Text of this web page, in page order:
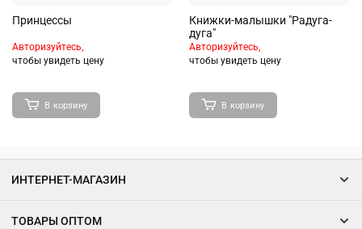
Принцессы
Авторизуйтесь,
чтобы увидеть цену
В корзину
Книжки-малышки "Радуга-
дуга"
Авторизуйтесь,
чтобы увидеть цену
В корзину
ИНТЕРНЕТ-МАГАЗИН
ТОВАРЫ ОПТОМ